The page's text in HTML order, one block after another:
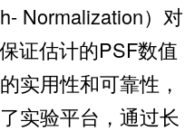
Normalization）对
证估计的PSF数值
实用性和可靠性，
实验平台，通过长